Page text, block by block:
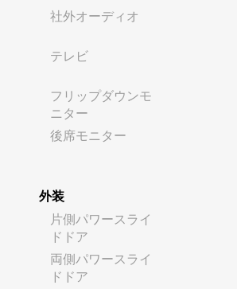
社外オーディオ
テレビ
フリップダウンモ
ニター
後席モニター
外装
片側パワースライ
ドドア
両側パワースライ
ドドア